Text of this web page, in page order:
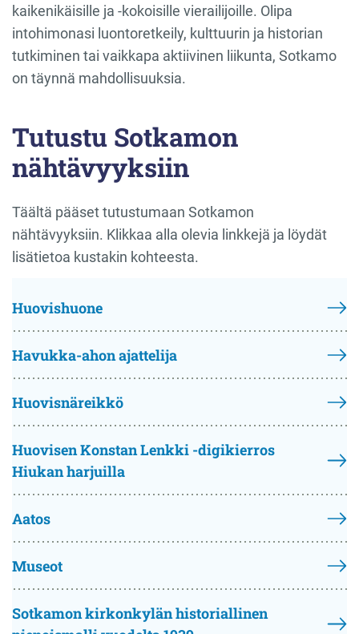
kaikenikäisille ja -kokoisille vierailijoille. Olipa
intohimonasi luontoretkeily, kulttuurin ja historian
tutkiminen tai vaikkapa aktiivinen liikunta, Sotkamo
on täynnä mahdollisuuksia.
Tutustu Sotkamon
nähtävyyksiin
Täältä pääset tutustumaan Sotkamon
nähtävyyksiin. Klikkaa alla olevia linkkejä ja löydät
lisätietoa kustakin kohteesta.
Huovishuone
Havukka-ahon ajattelija
Huovisnäreikkö
Huovisen Konstan Lenkki -digikierros
Hiukan harjuilla
Aatos
Museot
Sotkamon kirkonkylän historiallinen